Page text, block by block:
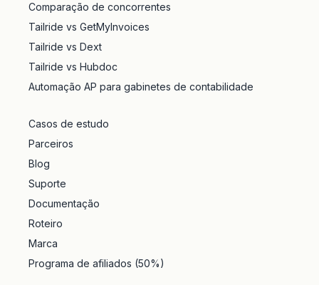
Comparação de concorrentes
Tailride vs GetMyInvoices
Tailride vs Dext
Tailride vs Hubdoc
Automação AP para gabinetes de contabilidade
Casos de estudo
Parceiros
Blog
Suporte
Documentação
Roteiro
Marca
Programa de afiliados (50%)